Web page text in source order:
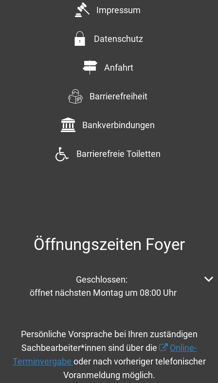
Impressum
Datenschutz
Anfahrt
Barrierefreiheit
Bankverbindungen
Barrierefreie Toiletten
Öffnungszeiten Foyer
Klicken, um weitere Öffnungs- oder Schließzeiten
Geschlossen:
öffnet nächsten Montag um 08:00 Uhr
Persönliche Vorsprache bei Ihren zuständigen
Sachbearbeiter*innen sind über die
Online-
Terminvergabe oder nach vorheriger telefonischer
Voranmeldung möglich.